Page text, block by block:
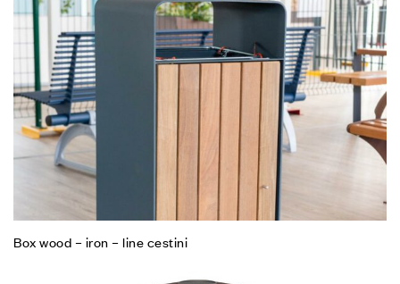
Box wood – iron – line cestini